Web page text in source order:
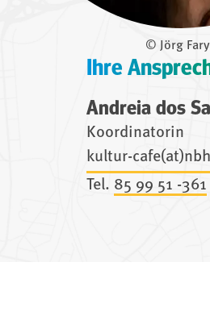
© Jörg
Ihre
Andreia dos
Koordinatorin
kultur-
Tel. 85 99 51 -361